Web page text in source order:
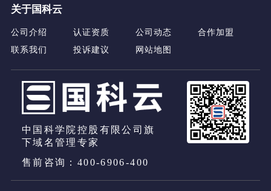
关于国科云
公司介绍 认证资质 公司动态
合作加盟
联系我们
投诉建议 网站地图
中国科学院控股有限公司旗
下域名管理专家
售前咨询：400-6906-400